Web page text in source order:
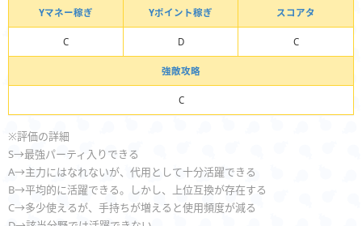
Yマネー稼ぎ Yポイント稼ぎ スコアタ
C D C
強敵攻略
C
※評価の詳細
S→最強パーティ入りできる
A→主力にはなれないが、代用として十分活躍できる
B→平均的に活躍できる。しかし、上位互換が存在する
C→多少使えるが、手持ちが増えると使用頻度が減る